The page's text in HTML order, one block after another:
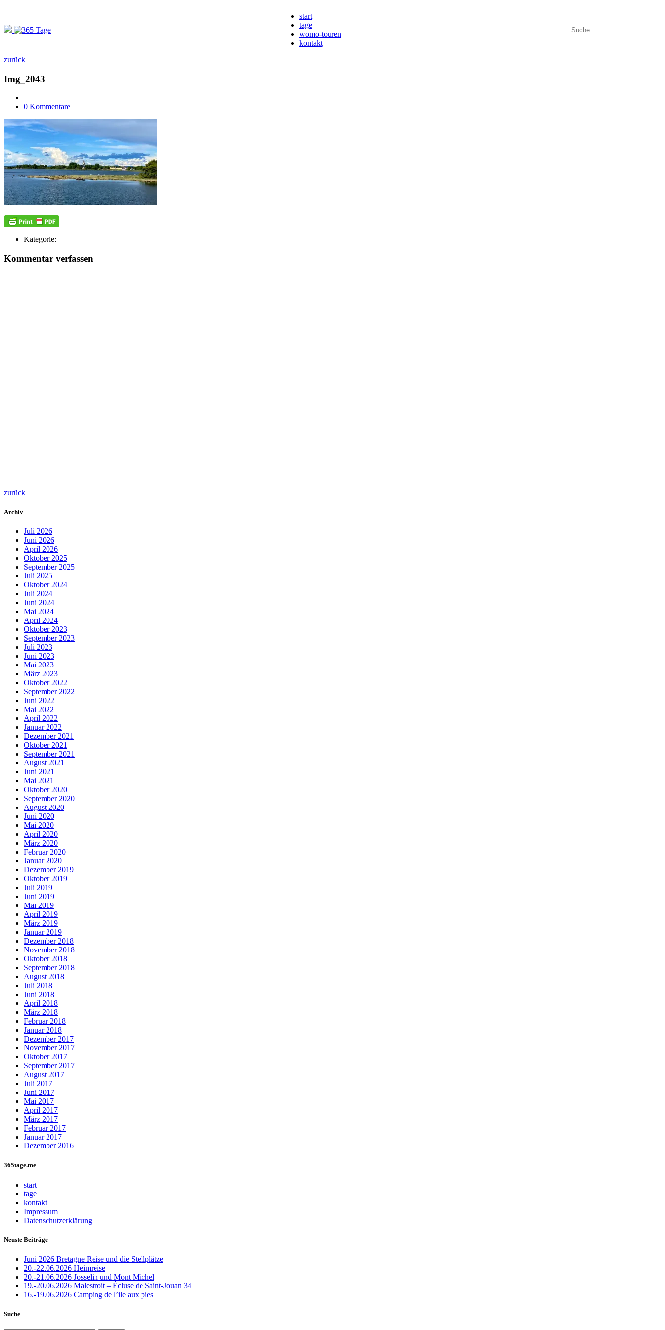
start
tage
womo-touren
kontakt
zurück
Img_2043
0 Kommentare
Kategorie:
Kommentar verfassen
zurück
Archiv
Juli 2026
Juni 2026
April 2026
Oktober 2025
September 2025
Juli 2025
Oktober 2024
Juli 2024
Juni 2024
Mai 2024
April 2024
Oktober 2023
September 2023
Juli 2023
Juni 2023
Mai 2023
März 2023
Oktober 2022
September 2022
Juni 2022
Mai 2022
April 2022
Januar 2022
Dezember 2021
Oktober 2021
September 2021
August 2021
Juni 2021
Mai 2021
Oktober 2020
September 2020
August 2020
Juni 2020
Mai 2020
April 2020
März 2020
Februar 2020
Januar 2020
Dezember 2019
Oktober 2019
Juli 2019
Juni 2019
Mai 2019
April 2019
März 2019
Januar 2019
Dezember 2018
November 2018
Oktober 2018
September 2018
August 2018
Juli 2018
Juni 2018
April 2018
März 2018
Februar 2018
Januar 2018
Dezember 2017
November 2017
Oktober 2017
September 2017
August 2017
Juli 2017
Juni 2017
Mai 2017
April 2017
März 2017
Februar 2017
Januar 2017
Dezember 2016
365tage.me
start
tage
kontakt
Impressum
Datenschutzerklärung
Neuste Beiträge
Juni 2026 Bretagne Reise und die Stellplätze
20.-22.06.2026 Heimreise
20.-21.06.2026 Josselin und Mont Michel
19.-20.06.2026 Malestroit – Écluse de Saint-Jouan 34
16.-19.06.2026 Camping de l’ile aux pies
Suche